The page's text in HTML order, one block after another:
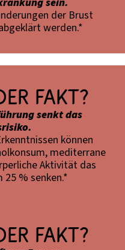
der Brust
werden.*
Fakt?
senkt das
können
mediterrane
Aktivität das
% senken.*
Fakt?